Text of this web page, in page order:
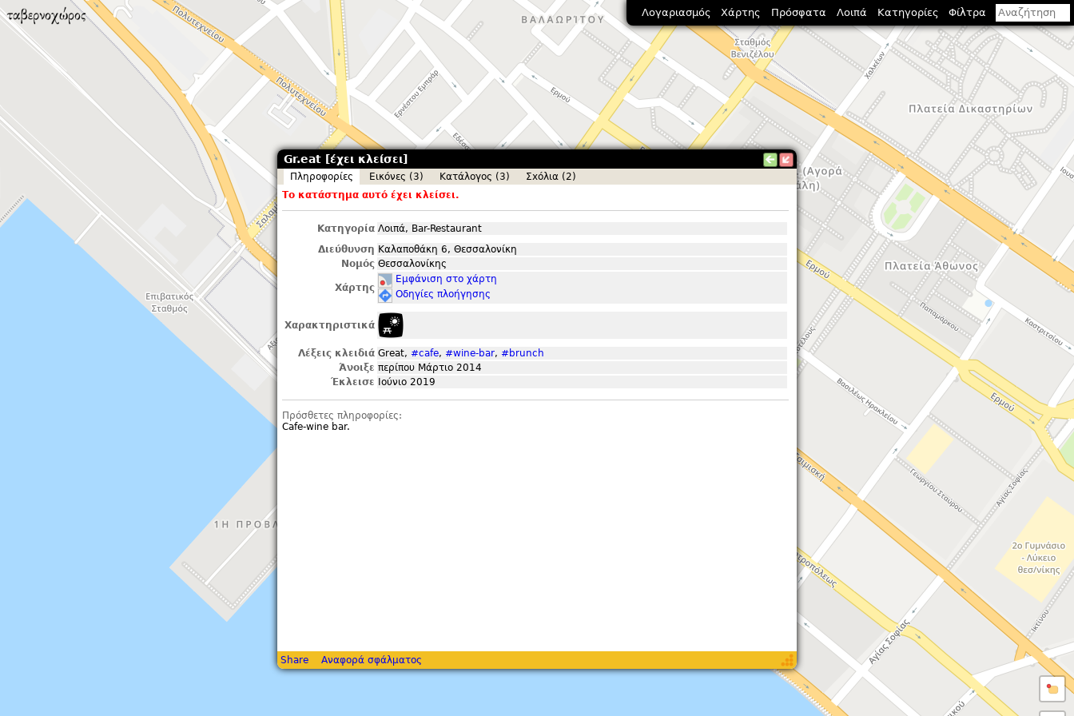
Gr.eat [έχει κλείσει]
Πληροφορίες Εικόνες (3) Κατάλογος (3)
Σxόλια (2)
Το κατάστημα αυτό έχει κλείσει.
Κατηγορία Λοιπά, Bar-Restaurant
Διεύθυνση Καλαποθάκη 6, Θεσσαλονίκη
Νομός Θεσσαλονίκης
Χάρτης
Εμφάνιση στο χάρτη
Οδηγίες πλοήγησης
Χαρακτηριστικά
Λέξεις κλειδιά Great, #cafe, #wine-bar, #brunch
Άνοιξε περίπου Μάρτιο 2014
Έκλεισε
Ιούνιο 2019
Πρόσθετες πληροφορίες:
Cafe-wine bar.
Share Αναφορά σφάλματος
Λογαριασμός Χάρτης Πρόσφατα Λοιπά Κατηγορίες Φίλτρα